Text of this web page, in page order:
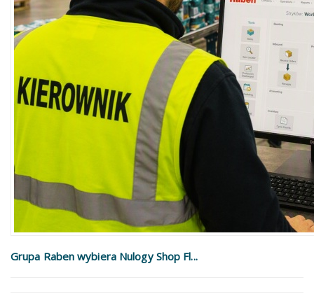
Grupa Raben wybiera Nulogy Shop Fl...